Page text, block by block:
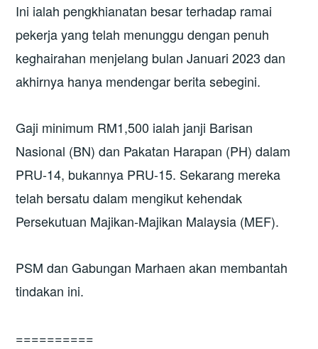
Ini ialah pengkhianatan besar terhadap ramai
pekerja yang telah menunggu dengan penuh
keghairahan menjelang bulan Januari 2023 dan
akhirnya hanya mendengar berita sebegini.
Gaji minimum RM1,500 ialah janji Barisan
Nasional (BN) dan Pakatan Harapan (PH) dalam
PRU-14, bukannya PRU-15. Sekarang mereka
telah bersatu dalam mengikut kehendak
Persekutuan Majikan-Majikan Malaysia (MEF).
PSM dan Gabungan Marhaen akan membantah
tindakan ini.
==========